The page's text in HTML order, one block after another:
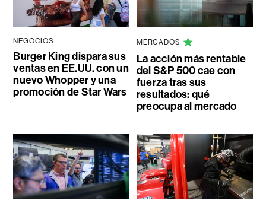
NEGOCIOS
Burger King dispara sus
ventas en EE.UU. con un
nuevo Whopper y una
promoción de Star Wars
MERCADOS
La acción más rentable
del S&P 500 cae con
fuerza tras sus
resultados: qué
preocupa al mercado